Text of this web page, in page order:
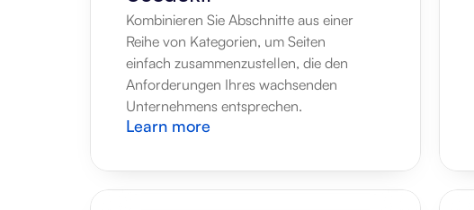
Kombinieren Sie Abschnitte aus einer
Reihe von Kategorien, um Seiten
einfach zusammenzustellen, die den
Anforderungen Ihres wachsenden
Unternehmens entsprechen.
Learn more